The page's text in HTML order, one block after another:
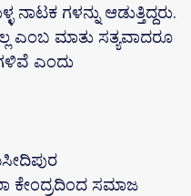
ಗಳನ್ನು ಆಡುತ್ತಿದ್ದರು.
ಎಂಬ ಮಾತು ಸತ್ಯವಾದರೂ
ಎಂದು
ಸಮಾಜ